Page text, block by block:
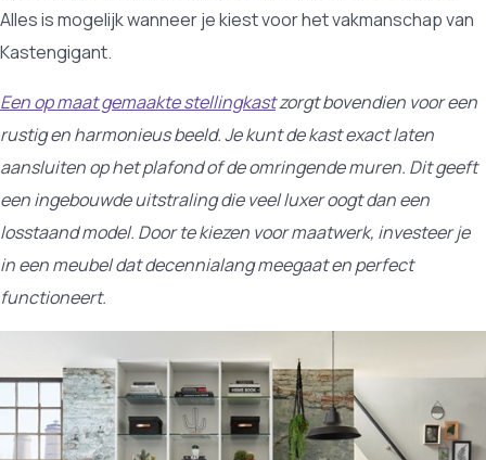
Alles is mogelijk wanneer je kiest voor het vakmanschap van
Kastengigant.
Een op maat gemaakte stellingkastzorgt bovendien voor een
rustig en harmonieus beeld. Je kunt de kast exact laten
aansluiten op het plafond of de omringende muren. Dit geeft
een ingebouwde uitstraling die veel luxer oogt dan een
losstaand model. Door te kiezen voor maatwerk, investeer je
in een meubel dat decennialang meegaat en perfect
functioneert.